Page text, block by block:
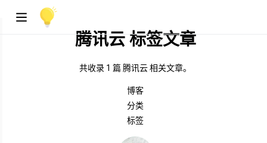
腾讯云 标签文章
共收录 1 篇 腾讯云 相关文章。
博客
分类
标签